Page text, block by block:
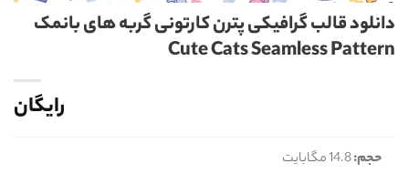
دانلود قالب گرافیکی پترن کارتونی گربه های بانمک
Cute Cats Seamless Pattern
رایگان
حجم:14.8 مگابایت